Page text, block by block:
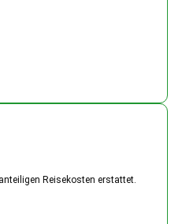
Reisekosten erstattet.